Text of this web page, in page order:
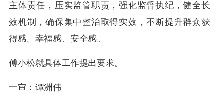
主体责任，压实监管职责，强化监督执纪，健全长
效机制，确保集中整治取得实效，不断提升群众获
得感、幸福感、安全感。
傅小松就具体工作提出要求。
一审：谭洲伟